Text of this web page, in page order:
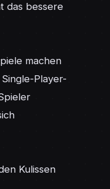
das bessere
machen
Player-
Kulissen